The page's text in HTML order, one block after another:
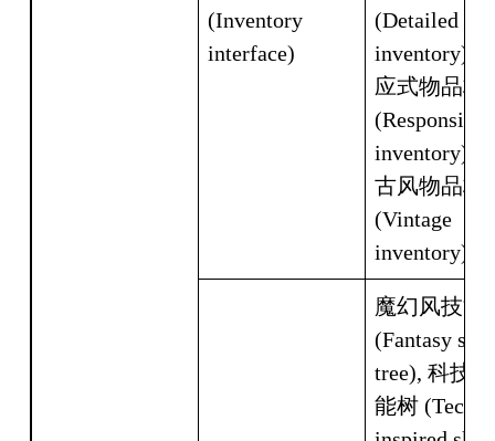
(Inventory
interface)
(Detailed
inventory),
应式物品栏
(Responsive
inventory),
古风物品栏
(Vintage
inventory)
魔幻风技能
(Fantasy
tree), 科技
能树 (Tech-